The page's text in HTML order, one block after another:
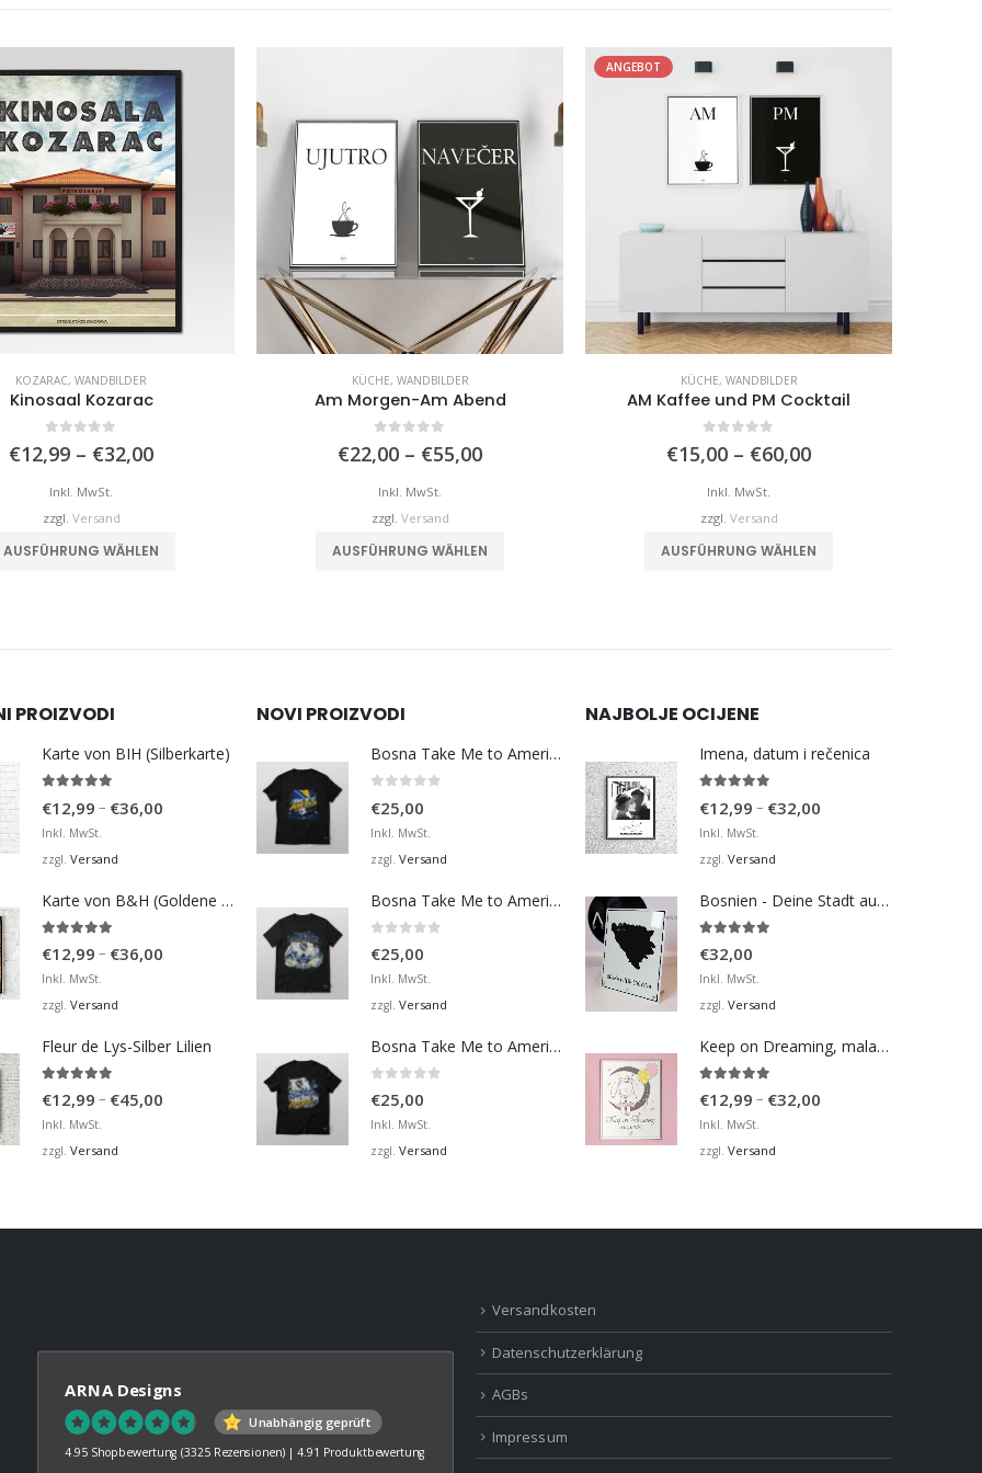
KOZARAC, WANDBILDER
Kinosaal Kozarac
€12,99 – €32,00Preisspanne:
Inkl. MwSt.
zzgl. Versand
AUSFÜHRUNG WÄHLEN
KÜCHE, WANDBILDER
Am Morgen-Am Abend
€22,00 – €55,00Preisspanne:
Inkl. MwSt.
zzgl. Versand
AUSFÜHRUNG WÄHLEN
ANGEBOT
KÜCHE, WANDBILDER
AM Kaffee und PM Cocktail
€15,00 – €60,00Preisspanne:
Inkl. MwSt.
zzgl. Versand
AUSFÜHRUNG WÄHLEN
PROIZVODI
Karte von BIH (Silberkarte)
€12,99 – €36,00
Inkl. MwSt.
zzgl. Versand
Karte von B&H (Goldene Karte)
€12,99 – €36,00
Inkl. MwSt.
zzgl. Versand
Fleur de Lys-Silber Lilien
€12,99 – €45,00
Inkl. MwSt.
zzgl. Versand
NOVI PROIZVODI
Bosna Take Me to America Navijačka Majica 3
€25,00
Inkl. MwSt.
zzgl. Versand
Bosna Take Me to America Navijačka Majica 4
€25,00
Inkl. MwSt.
zzgl. Versand
Bosna Take Me to America Navijačka Majica 2
€25,00
Inkl. MwSt.
zzgl. Versand
NAJBOLJE OCIJENE
Imena, datum i rečenica
€12,99 – €32,00
Inkl. MwSt.
zzgl. Versand
Bosnien - Deine Stadt auf der Karte - Black
€32,00
Inkl. MwSt.
zzgl. Versand
Keep on Dreaming, mala moja barbiko
€12,99 – €32,00
Inkl. MwSt.
zzgl. Versand
ARNA Designs
Unabhängig geprüft
4.95 Shopbewertung (3325 Rezensionen) | 4.91 Produktbewertung
Versandkosten
Datenschutzerklärung
AGBs
Impressum